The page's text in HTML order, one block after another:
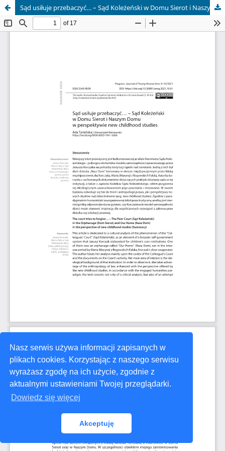
Nasz serwis używa informacji zapisanych w
plikach cookies. Korzystając z naszego serwisu
wyrażasz zgodę na ich użycie, zgodnie z
aktualnymi ustawieniami Twojej przeglądarki.
Dowiedz się więcej
Akceptuję
Sąd usiłuje przebaczyć… – Sąd Koleżeński w Domu Sierot i Naszym Domu w perspektywie new childhood studies